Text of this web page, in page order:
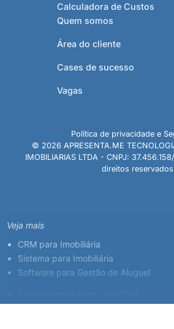
Calculadora de Custos
Quem somos
Área do cliente
Cases de sucesso
Vagas
© 2026 APRESENTA.ME
IMOBILIARIAS LTDA - CNPJ:
direitos reservados
Política de privacidade e
Veja mais
CRM para Imobiliária
Sistema para Imobiliária
Software para Gestão de Aluguel